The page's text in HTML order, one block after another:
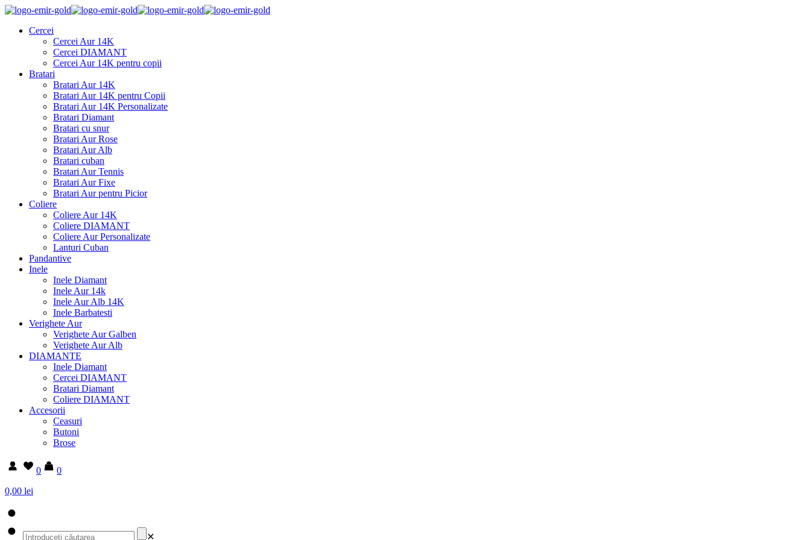
Cercei
Cercei Aur 14K
Cercei DIAMANT
Cercei Aur 14K pentru copii
Bratari
Bratari Aur 14K
Bratari Aur 14K pentru Copii
Bratari Aur 14K Personalizate
Bratari Diamant
Bratari cu snur
Bratari Aur Rose
Bratari Aur Alb
Bratari cuban
Bratari Aur Tennis
Bratari Aur Fixe
Bratari Aur pentru Picior
Coliere
Coliere Aur 14K
Coliere DIAMANT
Coliere Aur Personalizate
Lanturi Cuban
Pandantive
Inele
Inele Diamant
Inele Aur 14k
Inele Aur Alb 14K
Inele Barbatesti
Verighete Aur
Verighete Aur Galben
Verighete Aur Alb
DIAMANTE
Inele Diamant
Cercei DIAMANT
Bratari Diamant
Coliere DIAMANT
Accesorii
Ceasuri
Butoni
Brose
0
0
0,00 lei
✕